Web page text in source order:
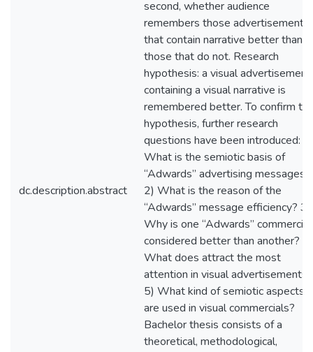
dc.description.abstract
second, whether audience
remembers those advertisements
that contain narrative better than
those that do not. Research
hypothesis: a visual advertisement
containing a visual narrative is
remembered better. To confirm
hypothesis, further research
questions have been introduced: 1)
What is the semiotic basis of
“Adwards” advertising messages?
2) What is the reason of the
“Adwards” message efficiency? 3)
Why is one “Adwards” commercial
considered better than another? 4)
What does attract the most
attention in visual advertisements?
5) What kind of semiotic aspects
are used in visual commercials?
Bachelor thesis consists of a
theoretical, methodological,